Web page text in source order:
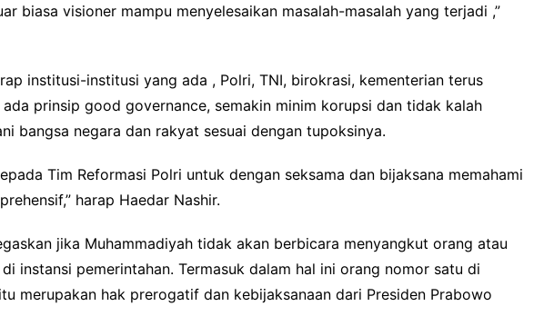
biasa visioner mampu menyelesaikan masalah-masalah yang terjadi ,”
institusi-institusi yang ada , Polri, TNI, birokrasi, kementerian terus
prinsip good governance, semakin minim korupsi dan tidak kalah
bangsa negara dan rakyat sesuai dengan tupoksinya.
Tim Reformasi Polri untuk dengan seksama dan bijaksana memahami
harap Haedar Nashir.
jika Muhammadiyah tidak akan berbicara menyangkut orang atau
instansi pemerintahan. Termasuk dalam hal ini orang nomor satu di
merupakan hak prerogatif dan kebijaksanaan dari Presiden Prabowo